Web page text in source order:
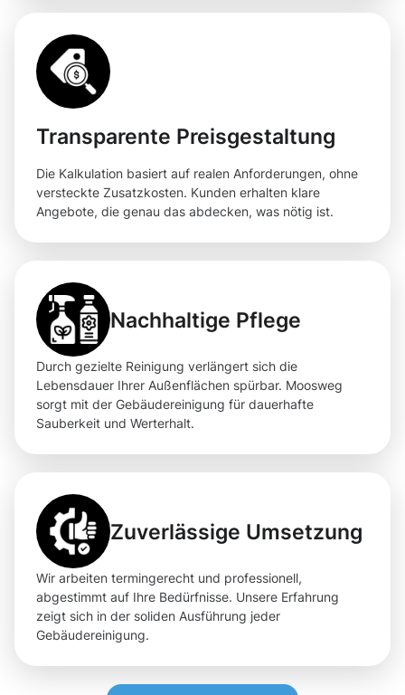
Transparente Preisgestaltung
Die Kalkulation basiert auf realen Anforderungen, ohne
versteckte Zusatzkosten. Kunden erhalten klare
Angebote, die genau das abdecken, was nötig ist.
Nachhaltige Pflege
Durch gezielte Reinigung verlängert sich die
Lebensdauer Ihrer Außenflächen spürbar. Moosweg
sorgt mit der Gebäudereinigung für dauerhafte
Sauberkeit und Werterhalt.
Zuverlässige Umsetzung
Wir arbeiten termingerecht und professionell,
abgestimmt auf Ihre Bedürfnisse. Unsere Erfahrung
zeigt sich in der soliden Ausführung jeder
Gebäudereinigung.